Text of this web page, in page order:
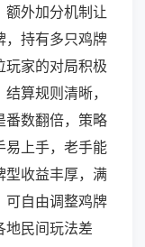
额外加分机制让
，持有多只鸡牌
玩家的对局积极
算规则清晰，
番数翻倍，策略
易上手，老手能
型收益丰厚，满
可自由调整鸡牌
地民间玩法差